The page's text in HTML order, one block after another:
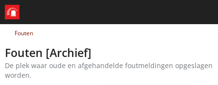
Fouten
Fouten [Archief]
De plek waar oude en afgehandelde foutmeldingen opgeslagen
worden.